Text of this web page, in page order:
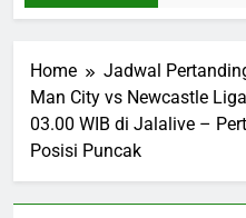
Home
Jadwal
Man City vs Newcastle
03.00 WIB di Jalalive –
Posisi Puncak